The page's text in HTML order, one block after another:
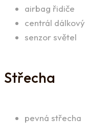
airbag řidiče
centrál dálkový
senzor světel
Střecha
pevná střecha